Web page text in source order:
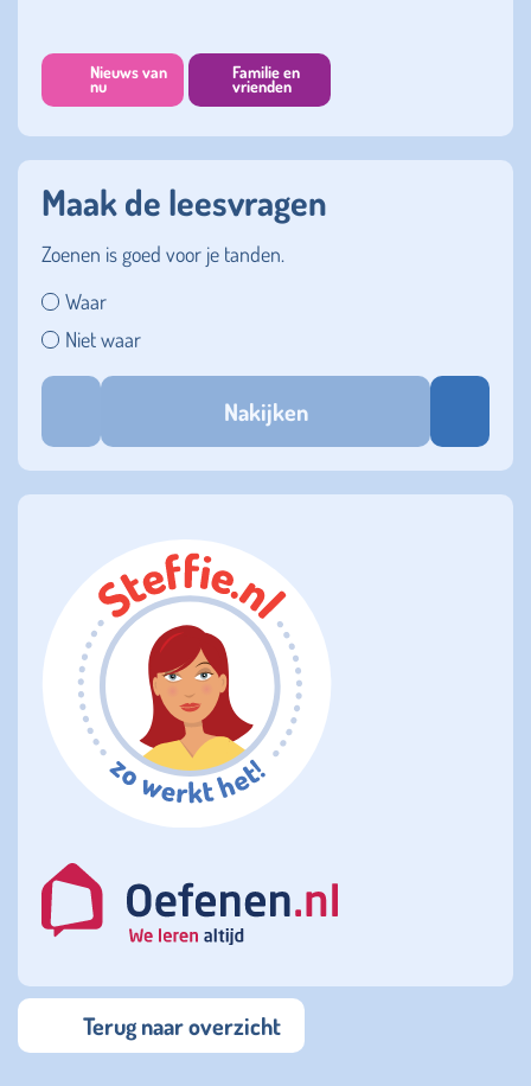
Nieuws van
nu
Familie en
vrienden
Maak de leesvragen
Zoenen is goed voor je tanden.
Waar
Niet waar
Nakijken
Terug naar overzicht